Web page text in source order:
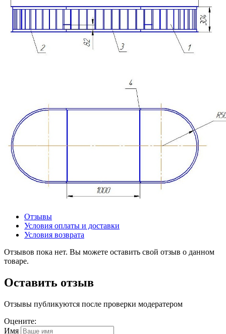
Отзывы
Условия оплаты и доставки
Условия возврата
Отзывов пока нет. Вы можете оставить свой отзыв о данном
товаре.
Оставить отзыв
Отзывы публикуются после проверки модератером
Оцените:
Имя